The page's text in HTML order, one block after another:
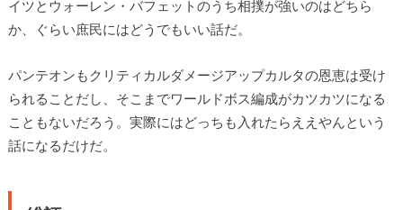
イツとウォーレン・バフェットのうち相撲が強いのはどちら
か、ぐらい庶民にはどうでもいい話だ。
パンテオンもクリティカルダメージアップカルタの恩恵は受け
られることだし、そこまでワールドボス編成がカツカツになる
こともないだろう。実際にはどっちも入れたらええやんという
話になるだけだ。